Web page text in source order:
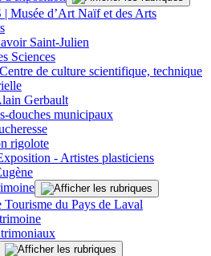
Musée d’Art Naïf et des Arts
Saint-Julien
Sciences
de culture scientifique, technique
Gerbault
douches municipaux
rigolote
- Artistes plasticiens
Tourisme du Pays de Laval